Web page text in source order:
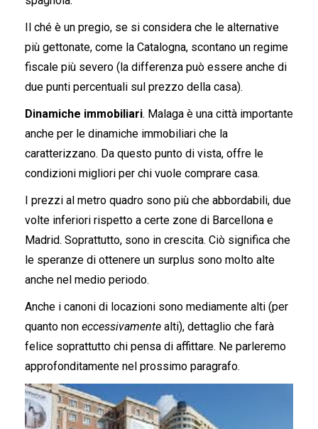
Il ché è un pregio, se si considera che le alternative
più gettonate, come la Catalogna, scontano un regime
fiscale più severo (la differenza può essere anche di
due punti percentuali sul prezzo della casa).
Dinamiche immobiliari. Malaga è una città importante
anche per le dinamiche immobiliari che la
caratterizzano. Da questo punto di vista, offre le
condizioni migliori per chi vuole comprare casa.
I prezzi al metro quadro sono più che abbordabili, due
volte inferiori rispetto a certe zone di Barcellona e
Madrid. Soprattutto, sono in crescita. Ciò significa che
le speranze di ottenere un surplus sono molto alte
anche nel medio periodo.
Anche i canoni di locazioni sono mediamente alti (per
quanto non eccessivamente alti), dettaglio che farà
felice soprattutto chi pensa di affittare. Ne parleremo
approfonditamente nel prossimo paragrafo.